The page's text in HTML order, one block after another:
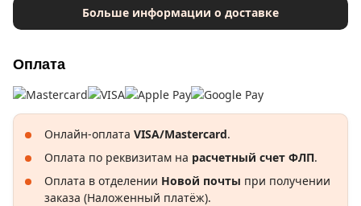
Больше информации о доставке
Оплата
Онлайн-оплата VISA/Mastercard.
Оплата по реквизитам на расчетный счет ФЛП.
Оплата в отделении Новой почты при получении
заказа (Наложенный платёж).